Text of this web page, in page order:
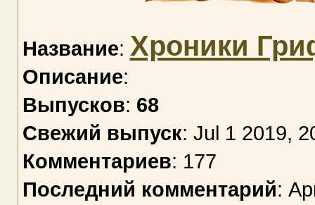
Название: Хроники
Описание:
Выпусков: 68
Свежий выпуск: Jul 1 2019,
Комментариев: 177
Последний комментарий: